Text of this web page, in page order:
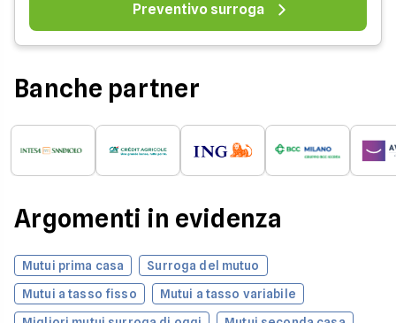
Preventivo surroga
Banche partner
Argomenti in evidenza
Mutui prima casa
Surroga del mutuo
Mutui a tasso fisso
Mutui a tasso variabile